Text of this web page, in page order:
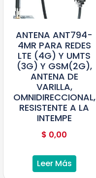
ANTENA ANT794-
4MR PARA REDES
LTE (4G) Y UMTS
(3G) Y GSM(2G),
ANTENA DE
VARILLA,
OMNIDIRECCIONAL,
RESISTENTE A LA
INTEMPE
$ 0,00
Leer Más